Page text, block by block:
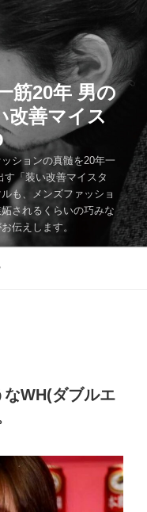
筋20年 男の
改善マイス
ションの真髄を20年一
「装い改善マイスタ
も、メンズファッショ
されるくらいの巧みな
伝えします。
なWH(ダブルエ